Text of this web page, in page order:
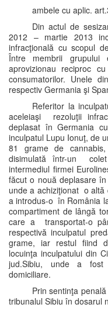
ambele cu aplic.
Din actul de
2012 – martie 2013
infracţională cu scopul
Între membrii
aprovizionau reciproc
consumatorilor. Unele
respectiv Germania şi
Referitor la
aceleiaşi rezoluţii
deplasat în Germania
inculpatul Lupu Ionuţ, de
81 grame de
disimulată într-un
intermediul firmei
făcut o nouă deplasare
unde a achiziţionat o altă
a introdus-o în România
compartiment de lângă
care a transportat-o
respectivă inculpatul
grame, iar restul fiind
locuinţa inculpatului din
jud.Sibiu, unde a fost
domiciliare.
Prin sentinţa
tribunalul Sibiu în dosarul